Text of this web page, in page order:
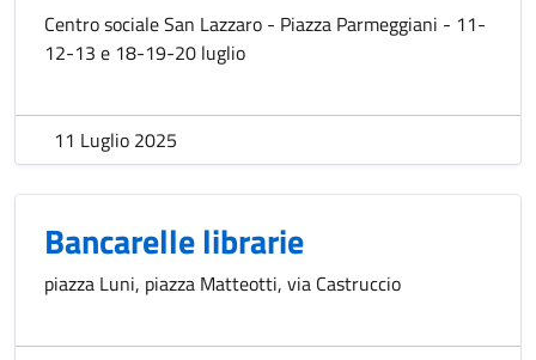
Centro sociale San Lazzaro - Piazza Parmeggiani - 11-
12-13 e 18-19-20 luglio
11 Luglio 2025
Bancarelle librarie
piazza Luni, piazza Matteotti, via Castruccio